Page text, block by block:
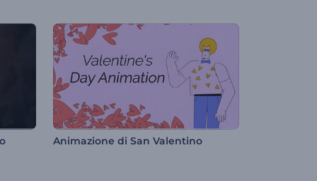
Animazione di San Valentino